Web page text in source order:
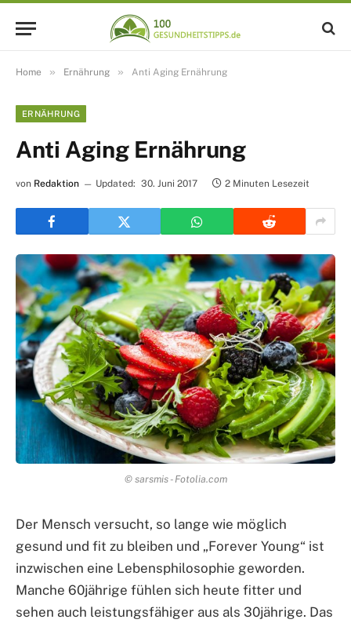
Home » Ernährung » Anti Aging Ernährung
ERNÄHRUNG
Anti Aging Ernährung
von Redaktion Updated: 30. Juni 2017 2 Minuten Lesezeit
© sarsmis - Fotolia.com
Der Mensch versucht, so lange wie möglich
gesund und fit zu bleiben und „Forever Young“ ist
inzwischen eine Lebensphilosophie geworden.
Manche 60jährige fühlen sich heute fitter und
sehen auch leistungsfähiger aus als 30jährige. Das